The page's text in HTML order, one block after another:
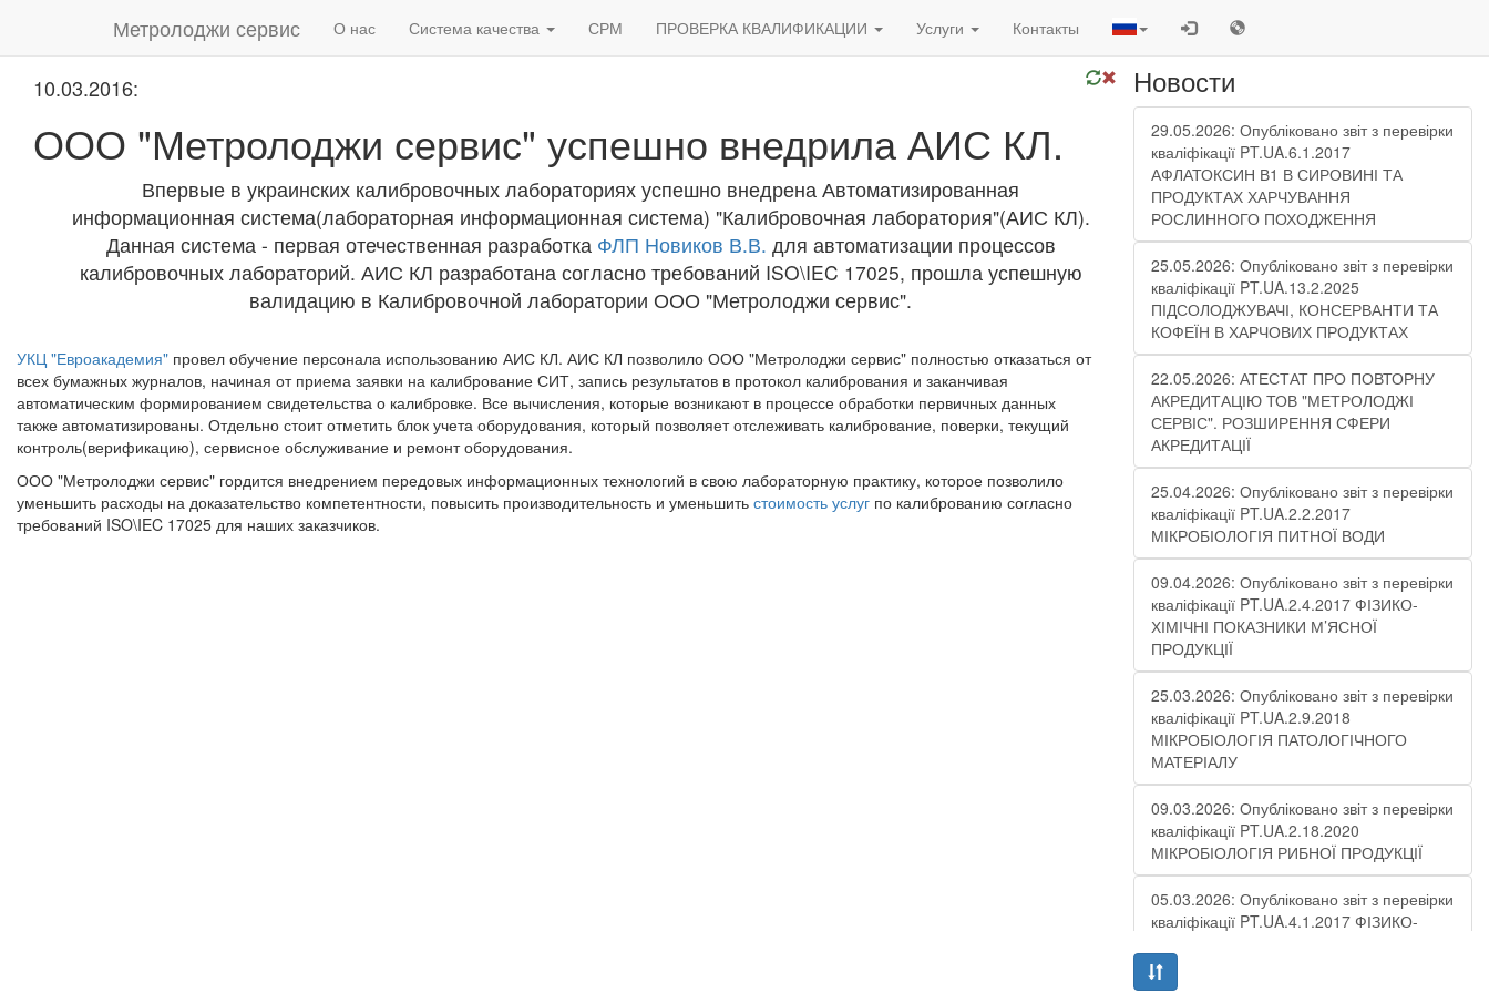
Метролоджи сервис О нас Система качества СРМ ПРОВЕРКА КВАЛИФИКАЦИИ Услуги Контакты
10.03.2016:
ООО "Метролоджи сервис" успешно внедрила АИС КЛ.
Впервые в украинских калибровочных лабораториях успешно внедрена Автоматизированная
информационная система(лабораторная информационная система) "Калибровочная лаборатория"(АИС КЛ).
Данная система - первая отечественная разработка ФЛП Новиков В.В. для автоматизации процессов
калибровочных лабораторий. АИС КЛ разработана согласно требований ISO\IEC 17025, прошла успешную
валидацию в Калибровочной лаборатории ООО "Метролоджи сервис".
УКЦ "Евроакадемия" провел обучение персонала использованию АИС КЛ. АИС КЛ позволило ООО "Метролоджи сервис" полностью отказаться от
всех бумажных журналов, начиная от приема заявки на калибрование СИТ, запись результатов в протокол калибрования и заканчивая
автоматическим формированием свидетельства о калибровке. Все вычисления, которые возникают в процессе обработки первичных данных
также автоматизированы. Отдельно стоит отметить блок учета оборудования, который позволяет отслеживать калибрование, поверки, текущий
контроль(верификацию), сервисное обслуживание и ремонт оборудования.
ООО "Метролоджи сервис" гордится внедрением передовых информационных технологий в свою лабораторную практику, которое позволило
уменьшить расходы на доказательство компетентности, повысить производительность и уменьшить стоимость услуг по калиброванию согласно
требований ISO\IEC 17025 для наших заказчиков.
Новости
29.05.2026: Опубліковано звіт з перевірки
кваліфікації PT.UA.6.1.2017
АФЛАТОКСИН В1 В СИРОВИНІ ТА
ПРОДУКТАХ ХАРЧУВАННЯ
РОСЛИННОГО ПОХОДЖЕННЯ
25.05.2026: Опубліковано звіт з перевірки
кваліфікації PT.UA.13.2.2025
ПІДСОЛОДЖУВАЧІ, КОНСЕРВАНТИ ТА
КОФЕЇН В ХАРЧОВИХ ПРОДУКТАХ
22.05.2026: АТЕСТАТ ПРО ПОВТОРНУ
АКРЕДИТАЦІЮ ТОВ "МЕТРОЛОДЖІ
СЕРВІС". РОЗШИРЕННЯ СФЕРИ
АКРЕДИТАЦІЇ
25.04.2026: Опубліковано звіт з перевірки
кваліфікації PT.UA.2.2.2017
МІКРОБІОЛОГІЯ ПИТНОЇ ВОДИ
09.04.2026: Опубліковано звіт з перевірки
кваліфікації PT.UA.2.4.2017 ФІЗИКО-
ХІМІЧНІ ПОКАЗНИКИ М’ЯСНОЇ
ПРОДУКЦІЇ
25.03.2026: Опубліковано звіт з перевірки
кваліфікації PT.UA.2.9.2018
МІКРОБІОЛОГІЯ ПАТОЛОГІЧНОГО
МАТЕРІАЛУ
09.03.2026: Опубліковано звіт з перевірки
кваліфікації PT.UA.2.18.2020
МІКРОБІОЛОГІЯ РИБНОЇ ПРОДУКЦІЇ
05.03.2026: Опубліковано звіт з перевірки
кваліфікації PT.UA.4.1.2017 ФІЗИКО-
РАУНД 10